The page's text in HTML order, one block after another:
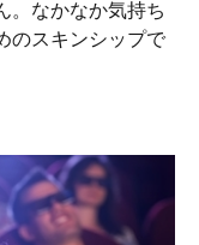
。なかなか気持ち
のスキンシップで